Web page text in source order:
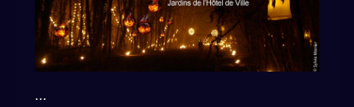
...